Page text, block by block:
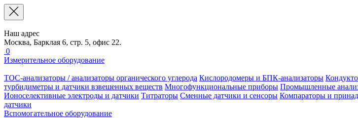
Наш адрес
Москва, Барклая 6, стр. 5, офис 22.
0
Измерительное оборудование
TOC-анализаторы / анализаторы органического углерода Кислородомеры и БПК-анализаторы
турбидиметры и датчики взвешенных веществ Многофункциональные приборы Промышленные
Ионоселективные электроды и датчики Титраторы Сменные датчики и сенсоры Компараторы и
датчики
Вспомогательное оборудование